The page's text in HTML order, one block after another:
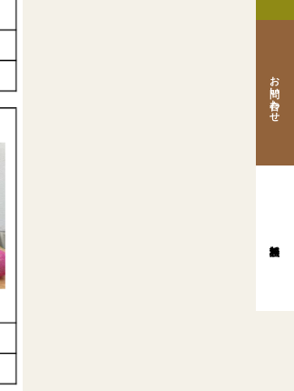
お問い合わせ